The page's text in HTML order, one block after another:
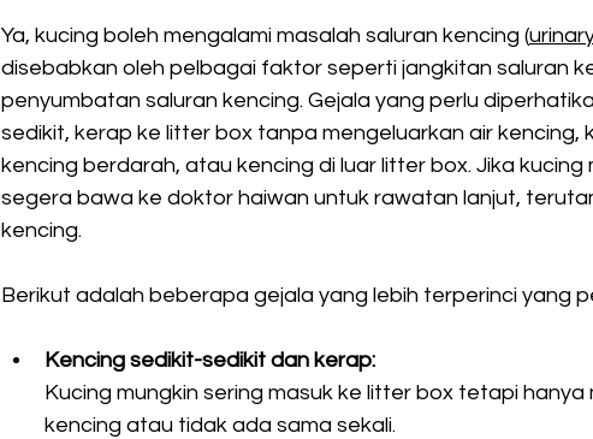
Ya, kucing boleh mengalami masalah saluran kencing (
disebabkan oleh pelbagai faktor seperti jangkitan saluran
penyumbatan saluran kencing. Gejala yang perlu
sedikit, kerap ke litter box tanpa mengeluarkan air kencing,
kencing berdarah, atau kencing di luar litter box. Jika kucing
segera bawa ke doktor haiwan untuk rawatan lanjut,
kencing.
Berikut adalah beberapa gejala yang lebih terperinci yang
Kencing sedikit-sedikit dan kerap:
Kucing mungkin sering masuk ke litter box tetapi
kencing atau tidak ada sama sekali.